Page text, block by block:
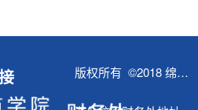
版权所有 ©2018 绵阳城市学院财务处